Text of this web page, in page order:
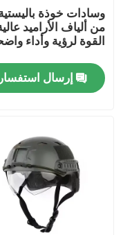
جولة في المصنع
مراقبة الجودة
أخبار
اطلب اقتباس
ملابس عسكرية
سترة عسكرية
وسادات خوذة
من ألياف الأراميد
القوة لرؤية وأداء
إرسال استفسار